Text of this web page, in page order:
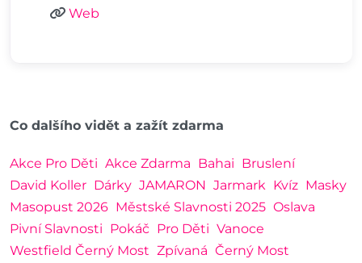
Web
Co dalšího vidět a zažít zdarma
Akce Pro Děti Akce Zdarma Bahai Bruslení
David Koller Dárky JAMARON Jarmark Kvíz Masky
Masopust 2026 Městské Slavnosti 2025 Oslava
Pivní Slavnosti Pokáč Pro Děti Vanoce
Westfield Černý Most Zpívaná Černý Most